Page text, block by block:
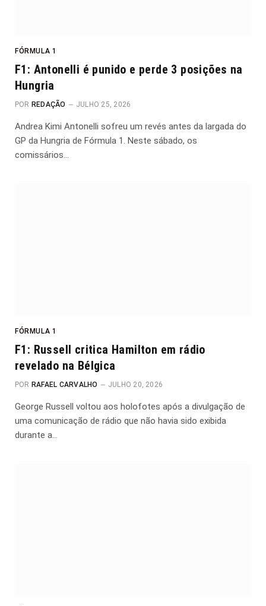
FÓRMULA 1
F1: Antonelli é punido e perde 3 posições na
Hungria
POR REDAÇÃO JULHO 25, 2026
Andrea Kimi Antonelli sofreu um revés antes da largada do
GP da Hungria de Fórmula 1. Neste sábado, os
comissários…
FÓRMULA 1
F1: Russell critica Hamilton em rádio
revelado na Bélgica
POR RAFAEL CARVALHO JULHO 20, 2026
George Russell voltou aos holofotes após a divulgação de
uma comunicação de rádio que não havia sido exibida
durante a…